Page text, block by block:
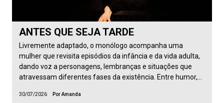
ANTES QUE SEJA TARDE
Livremente adaptado, o monólogo acompanha uma
mulher que revisita episódios da infância e da vida adulta,
dando voz a personagens, lembranças e situações que
atravessam diferentes fases da existência. Entre humor,…
30/07/2026 Por Amanda